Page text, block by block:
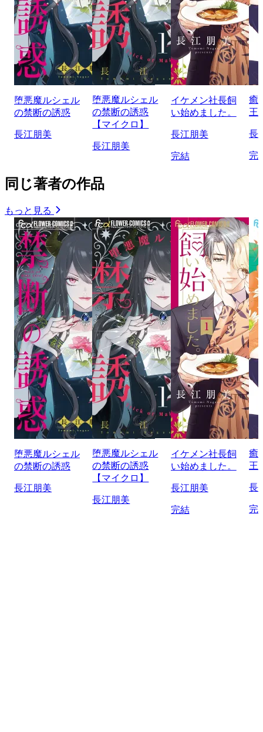
堕悪魔ルシェル
の禁断の誘惑
長江朋美
堕悪魔ルシェル
の禁断の誘惑
【マイクロ】
長江朋美
イケメン社長飼
い始めました。
長江朋美
完結
癒
王
長
完
同じ著者の作品
もっと見る
堕悪魔ルシェル
の禁断の誘惑
長江朋美
堕悪魔ルシェル
の禁断の誘惑
【マイクロ】
長江朋美
イケメン社長飼
い始めました。
長江朋美
完結
癒
王
長
完